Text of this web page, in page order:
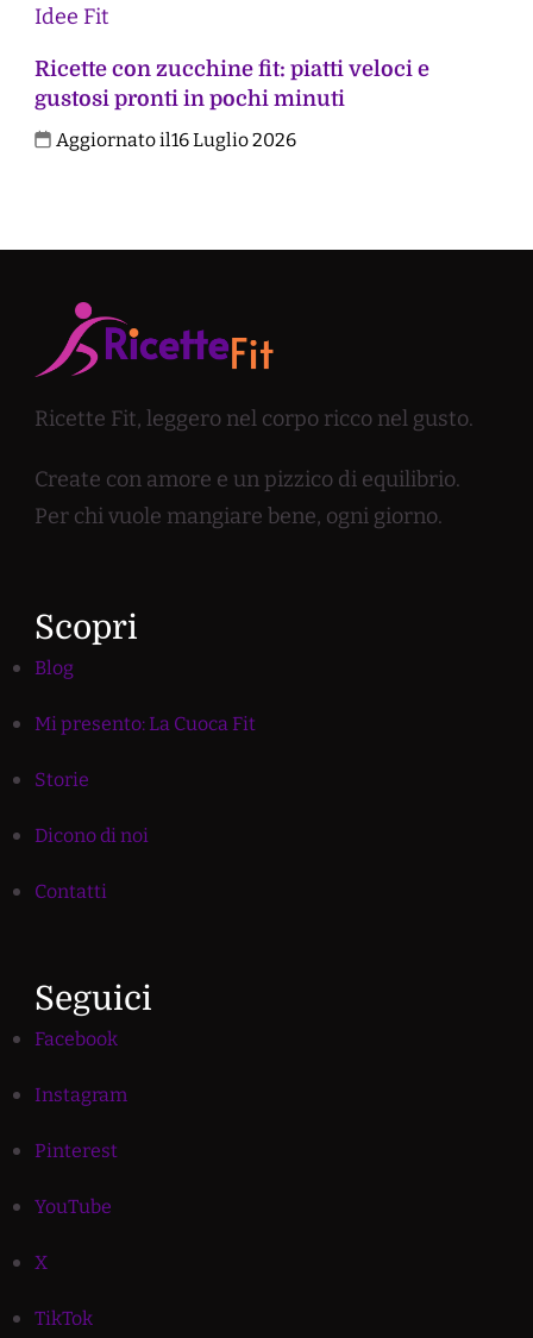
Idee Fit
Ricette con zucchine fit: piatti veloci e
gustosi pronti in pochi minuti
Aggiornato il16 Luglio 2026
Ricette Fit, leggero nel corpo ricco nel gusto.
Create con amore e un pizzico di equilibrio.
Per chi vuole mangiare bene, ogni giorno.
Scopri
Blog
Mi presento: La Cuoca Fit
Storie
Dicono di noi
Contatti
Seguici
Facebook
Instagram
Pinterest
YouTube
X
TikTok